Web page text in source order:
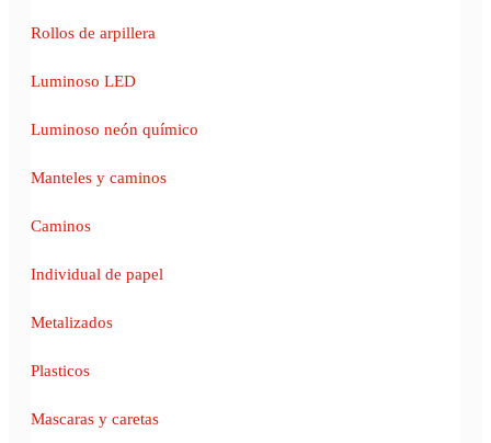
Rollos de arpillera
Luminoso LED
Luminoso neón químico
Manteles y caminos
Caminos
Individual de papel
Metalizados
Plasticos
Mascaras y caretas